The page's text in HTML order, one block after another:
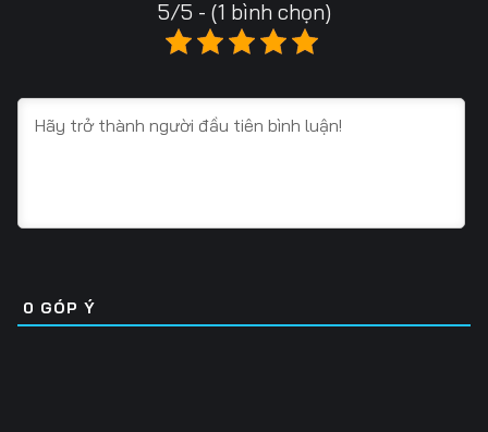
Tập 23
Tập 28 Tập 29
Tập 34 Tập 35 Tập 36
Tập 40 Tập 41 Tập 42
5/5 - (1 bình chọn)
0 GÓP Ý